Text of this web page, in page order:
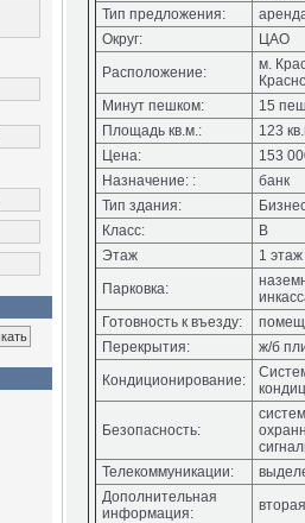
Тип предложения:
Округ:
ЦАО
Расположение:
м.
Минут пешком:
15
Площадь кв.м.:
123
Цена:
153
Назначение: :
банк
Тип здания:
Класс:
В
Этаж
1 этаж
Парковка:
Готовность к въезду:
Перекрытия:
ж/б
Кондиционирование:
Безопасность:
Телекоммуникации:
Дополнительная
информация: